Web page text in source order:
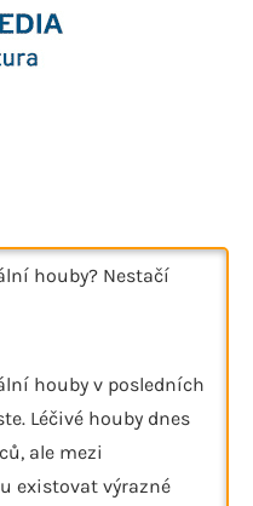
houby? Nestačí
houby v posledních
Léčivé houby dnes
ale mezi
existovat výrazné